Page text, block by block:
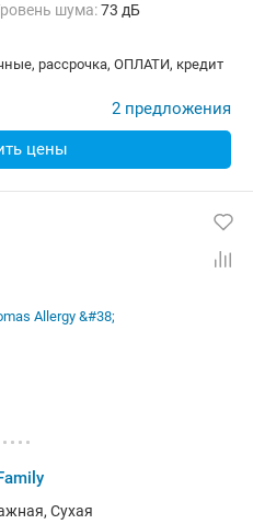
уровень шума:73 дБ
рассрочка, ОПЛАТИ, кредит
2 предложения
цены
Сухая